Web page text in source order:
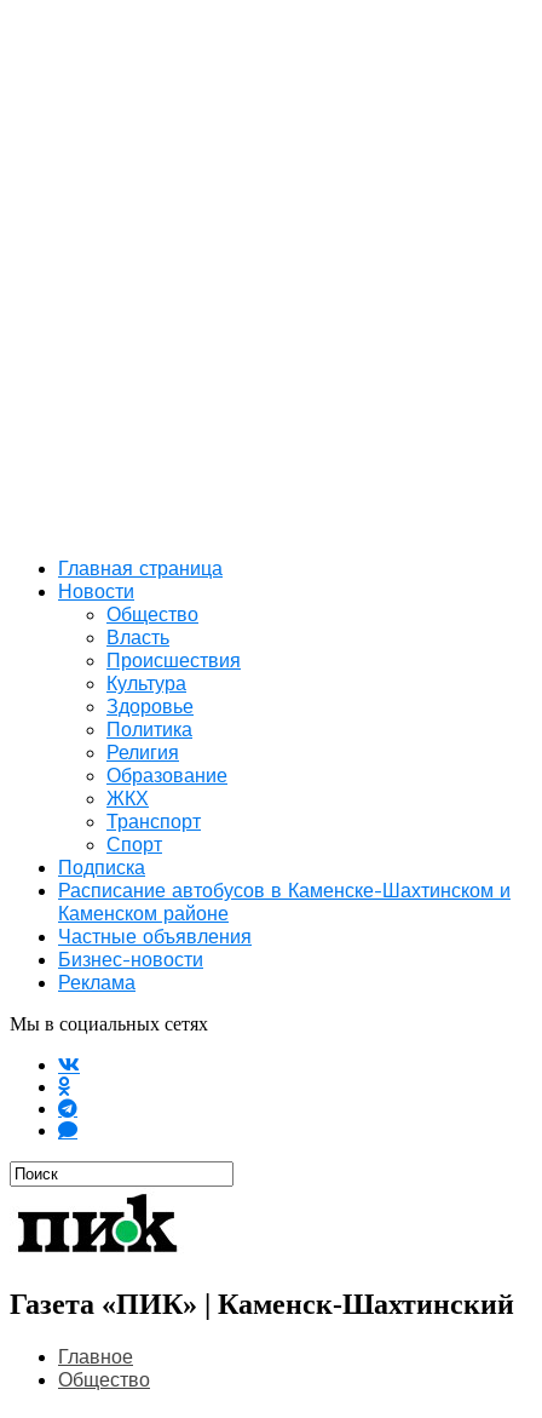
Главная страница
Новости
Общество
Власть
Происшествия
Культура
Здоровье
Политика
Религия
Образование
ЖКХ
Транспорт
Спорт
Подписка
Расписание автобусов в Каменске-Шахтинском и
Каменском районе
Частные объявления
Бизнес-новости
Реклама
Мы в социальных сетях
Газета «ПИК» | Каменск-Шахтинский
Главное
Общество